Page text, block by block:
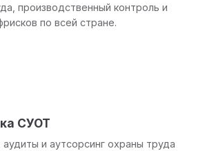
производственный контроль и
по всей стране.
СУОТ
и аутсорсинг охраны труда